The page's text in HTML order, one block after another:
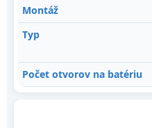
Montáž
Typ
Počet otvorov na batériu